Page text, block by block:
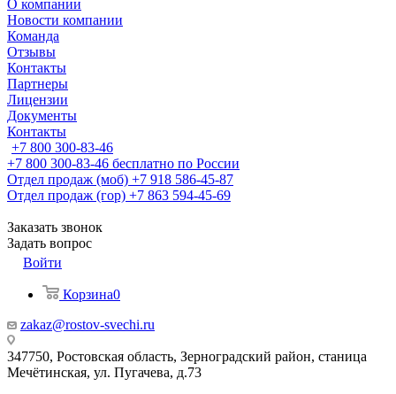
О компании
Новости компании
Команда
Отзывы
Контакты
Партнеры
Лицензии
Документы
Контакты
+7 800 300-83-46
+7 800 300-83-46 бесплатно по России
Отдел продаж (моб) +7 918 586-45-87
Отдел продаж (гор) +7 863 594-45-69
Заказать звонок
Задать вопрос
Войти
Корзина0
zakaz@rostov-svechi.ru
347750, Ростовская область, Зерноградский район, станица
Мечётинская, ул. Пугачева, д.73